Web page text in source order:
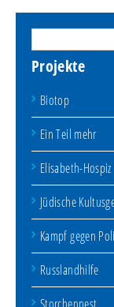
Projekte
Biotop
Ein Teil mehr
Elisabeth-Hospiz
Jüdische
Kampf gegen
Russlandhilfe